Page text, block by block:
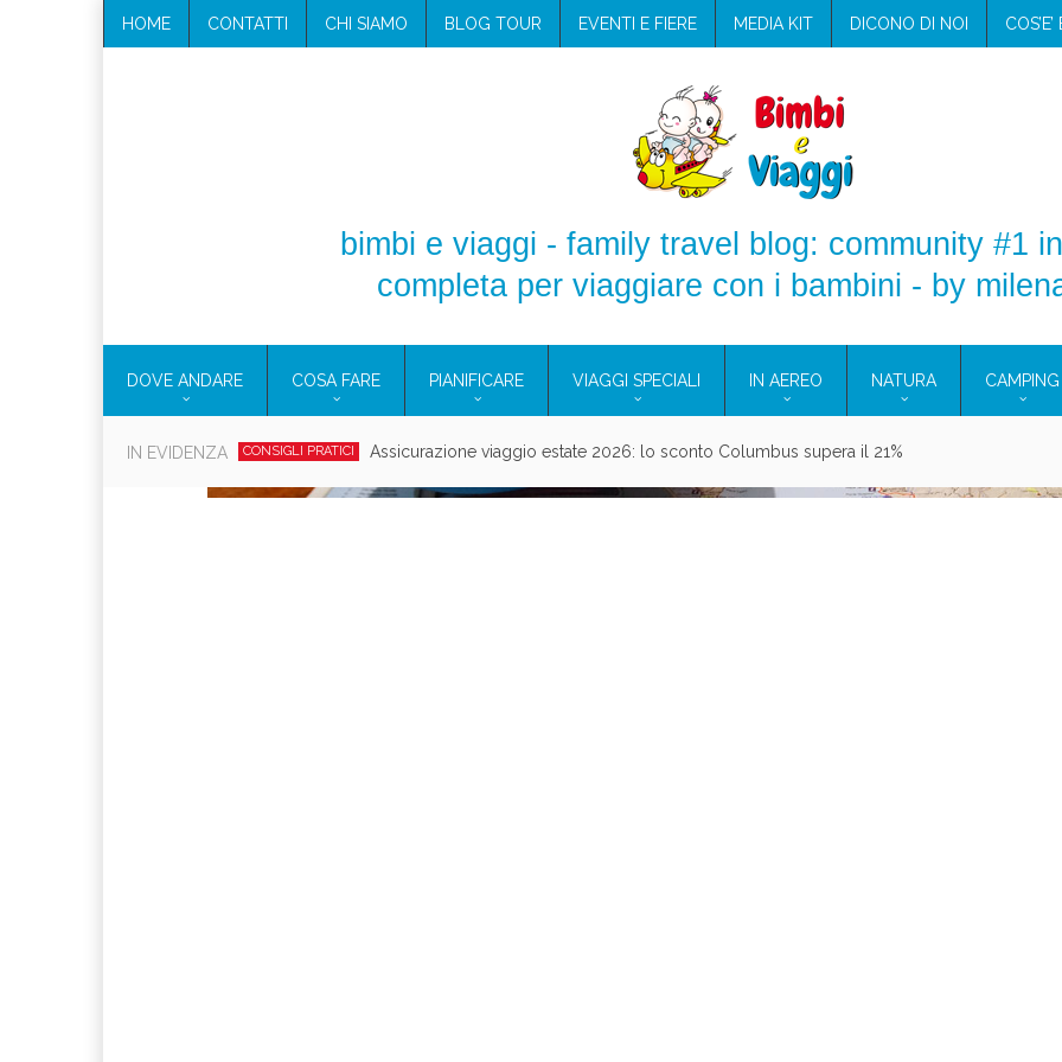
HOME CONTATTI CHI SIAMO BLOG TOUR EVENTI E FIERE MEDIA KIT DICONO DI NOI
bimbi e viaggi - family travel blog: community #1
completa per viaggiare con i bambini - by
DOVE ANDARE COSA FARE PIANIFICARE VIAGGI SPECIALI IN AEREO NATURA CAMPING
IN EVIDENZA CONSIGLI PRATICI Cosmetici solidi in viaggio: i prodotti che hanno conquistato la mia valigia (e la pelle